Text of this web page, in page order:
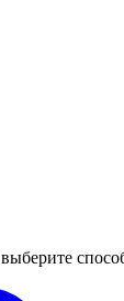
выберите